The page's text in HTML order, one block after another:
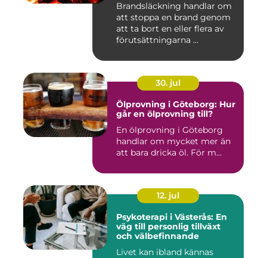
Brandsläckning handlar om
att stoppa en brand genom
att ta bort en eller flera av
förutsättningarna ...
30. jul
Ölprovning i Göteborg: Hur
går en ölprovning till?
En ölprovning i Göteborg
handlar om mycket mer än
att bara dricka öl. För m...
12. jul
Psykoterapi i Västerås: En
väg till personlig tillväxt
och välbefinnande
Livet kan ibland kännas